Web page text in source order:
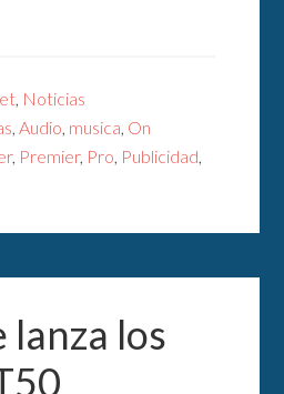
, Noticias
,Audio, musica, On
, Premier, Pro, Publicidad,
lanza los